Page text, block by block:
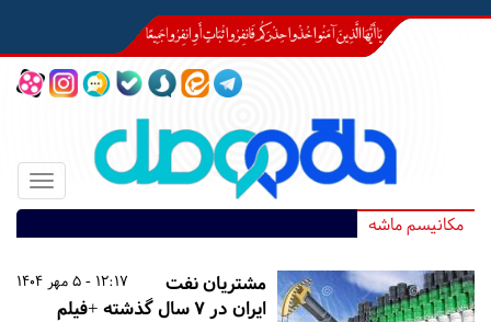
Toggle
مکانیسم ماشه
12:17 - 5 مهر 1404
مشتریان نفت
ایران در ۷ سال گذشته +فیلم